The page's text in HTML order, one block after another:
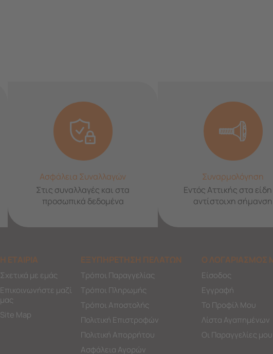
Ασφάλεια Συναλλαγών
Στις συναλλαγές και στα
προσωπικά δεδομένα
Συναρμολόγηση
Εντός Αττικής στα
αντίστοιχη σήμανση
Η ΕΤΑΙΡΙΑ
Σχετικά με εμάς
Επικοινωνήστε μαζί
μας
Site Map
ΕΞΥΠΗΡΕΤΗΣΗ ΠΕΛΑΤΩΝ
Τρόποι Παραγγελίας
Τρόποι Πληρωμής
Τρόποι Αποστολής
Πολιτική Επιστροφών
Πολιτική Απορρήτου
Ασφάλεια Αγορών
Ο ΛΟΓΑΡΙΑΣΜΟΣ
Είσοδος
Εγγραφή
Το Προφίλ Μου
Λίστα Αγαπημένων
Οι Παραγγελίες μου